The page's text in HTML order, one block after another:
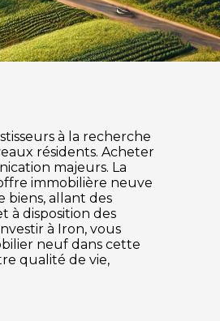
à la recherche
résidents. Acheter
majeurs. La
immobilière neuve
biens, allant des
à disposition des
à Iron, vous
neuf dans cette
qualité de vie,